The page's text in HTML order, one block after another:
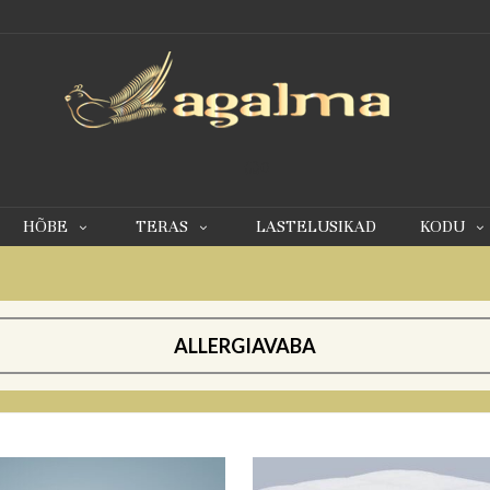
HÕBE TERAS LASTELUSIKAD KODU
ALLERGIAVABA